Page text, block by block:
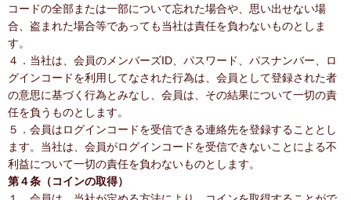
コードの全部または一部について忘れた場合や、思い出せない場
合、盗まれた場合等であっても当社は責任を負わないものとしま
す。
４．当社は、会員のメンバーズID、パスワード、パスナンバー、ロ
グインコードを利用してなされた行為は、会員として登録された者
の意思に基づく行為とみなし、会員は、その結果について一切の責
任を負うものとします。
５．会員はログインコードを受信できる連絡先を登録することとし
ます。当社は、会員がログインコードを受信できないことによる不
利益について一切の責任を負わないものとします。
第４条（コインの取得）